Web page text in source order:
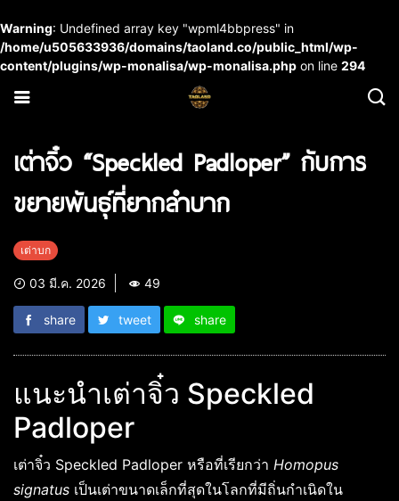
Warning: Undefined array key "wpml4bbpress" in
/home/u505633936/domains/taoland.co/public_html/wp-
content/plugins/wp-monalisa/wp-monalisa.php on line 294
เต่าจิ๋ว “Speckled Padloper” กับการ
ขยายพันธุ์ที่ยากลำบาก
เต่าบก
03 มี.ค. 2026 49
share tweet share
แนะนำเต่าจิ๋ว Speckled
Padloper
เต่าจิ๋ว Speckled Padloper หรือที่เรียกว่า Homopus
signatus เป็นเต่าขนาดเล็กที่สุดในโลกที่มีถิ่นกำเนิดใน